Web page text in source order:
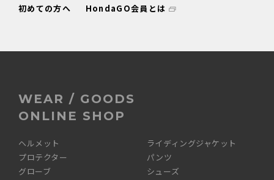
初めての方へ
HondaGO会員とは
WEAR / GOODS
ONLINE SHOP
ヘルメット
ライディングジャケット
プロテクター
パンツ
グローブ
シューズ